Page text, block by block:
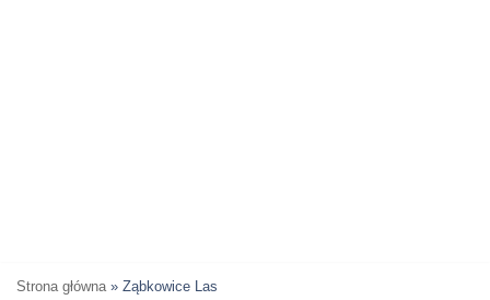
Strona główna » Ząbkowice Las